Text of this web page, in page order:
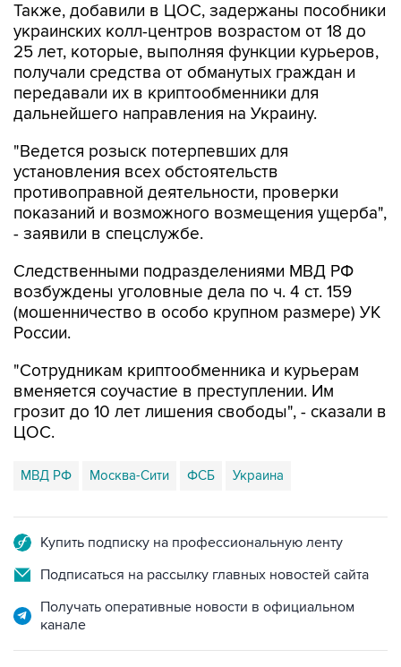
Также, добавили в ЦОС, задержаны пособники
украинских колл-центров возрастом от 18 до
25 лет, которые, выполняя функции курьеров,
получали средства от обманутых граждан и
передавали их в криптообменники для
дальнейшего направления на Украину.
"Ведется розыск потерпевших для
установления всех обстоятельств
противоправной деятельности, проверки
показаний и возможного возмещения ущерба",
- заявили в спецслужбе.
Следственными подразделениями МВД РФ
возбуждены уголовные дела по ч. 4 ст. 159
(мошенничество в особо крупном размере) УК
России.
"Сотрудникам криптообменника и курьерам
вменяется соучастие в преступлении. Им
грозит до 10 лет лишения свободы", - сказали в
ЦОС.
МВД РФ Москва-Сити ФСБ Украина
Купить подписку на профессиональную ленту
Подписаться на рассылку главных новостей сайта
Получать оперативные новости в официальном
канале